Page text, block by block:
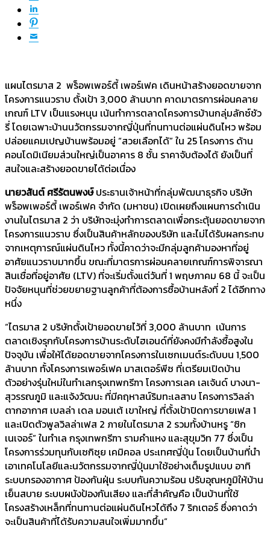
แผนไตรมาส 2 พร็อพเพอร์ตี้ เพอร์เฟค เดินหน้าสร้างยอดขายจาก
โครงการแนวราบ ตั้งเป้า 3,000 ล้านบาท คาดมาตรการผ่อนคลาย
เกณฑ์ LTV เป็นแรงหนุน เน้นทำการตลาดโครงการบ้านกลุ่มลักซ์ชัว
รี่ โดยเฉพาะบ้านนวัตกรรมจากญี่ปุ่นที่ทนทานต่อแผ่นดินไหว พร้อม
ปล่อยแคมเปญบ้านพร้อมอยู่ “สวยเลือกได้” ใน 25 โครงการ ด้าน
คอนโดมิเนียมส่วนใหญ่เป็นอาคาร 8 ชั้น ราคาจับต้องได้ ยังเป็นที่
สนใจและสร้างยอดขายได้ต่อเนื่อง
นายวสันต์ ศรีรัตนพงษ์ประธานเจ้าหน้าที่กลุ่มพัฒนาธุรกิจ บริษัท
พร็อพเพอร์ตี้ เพอร์เฟค จำกัด (มหาชน) เปิดเผยถึงแผนการดำเนิน
งานในไตรมาส 2 ว่า บริษัทจะมุ่งทำการตลาดเพื่อกระตุ้นยอดขายจาก
โครงการแนวราบ ซึ่งเป็นสินค้าหลักของบริษัท และไม่ได้รับผลกระทบ
จากเหตุการณ์แผ่นดินไหว ทั้งนี้คาดว่าจะมีกลุ่มลูกค้ามองหาที่อยู่
อาศัยแนวราบมากขึ้น ขณะที่มาตรการผ่อนคลายเกณฑ์การพิจารณา
สินเชื่อที่อยู่อาศัย (LTV) ที่จะเริ่มตั้งแต่วันที่ 1 พฤษภาคม 68 นี้ จะเป็น
ปัจจัยหนุนที่ช่วยขยายฐานลูกค้าที่ต้องการซื้อบ้านหลังที่ 2 ได้อีกทาง
หนึ่ง
“ไตรมาส 2 บริษัทตั้งเป้ายอดขายไว้ที่ 3,000 ล้านบาท เน้นการ
ตลาดเชิงรุกกับโครงการบ้านระดับไฮเอนด์ที่ยังคงมีกำลังซื้อสูงใน
ปัจจุบัน เพื่อให้ได้ยอดขายจากโครงการในเซกเมนต์ระดับบน 1,500
ล้านบาท ทั้งโครงการเพอร์เฟค มาสเตอร์พีซ ที่เตรียมเปิดบ้าน
ตัวอย่างรุ่นใหม่ในทำเลกรุงเทพกรีฑา โครงการเลค เลเจ้นด์ บางนา-
สุวรรณภูมิ และแจ้งวัฒนะ ที่มีคฤหาสน์ริมทะเลสาบ โครงการวิลล่า
ตากอากาศ เบลล่า เดล มอนเต้ เขาใหญ่ ที่ตั้งเป้าปิดการขายเฟส 1
และเปิดตัวพูลวิลล่าเฟส 2 ภายในไตรมาส 2 รวมทั้งบ้านหรู “ซิก
เนเจอร์” ในทำเล กรุงเทพกรีฑา รามคำแหง และสุขุมวิท 77 ซึ่งเป็น
โครงการร่วมทุนกับเซกิซุย เคมิคอล ประเทศญี่ปุ่น โดยเป็นบ้านที่นำ
เอาเทคโนโลยีและนวัตกรรมจากญี่ปุ่นมาใช้อย่างเต็มรูปแบบ อาทิ
ระบบกรองอากาศ ป้องกันฝุ่น ระบบกันความร้อน ปรับอุณหภูมิให้บ้าน
เย็นสบาย ระบบผนังป้องกันเสียง และที่สำคัญคือ เป็นบ้านที่ใช้
โครงสร้างเหล็กที่ทนทานต่อแผ่นดินไหวได้ถึง 7 ริกเตอร์ ซึ่งคาดว่า
จะเป็นสินค้าที่ได้รับความสนใจเพิ่มมากขึ้น”